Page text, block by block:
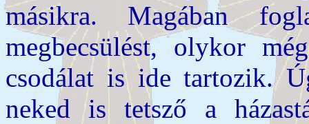
másikra. Magában
megbecsülést, olykor
csodálat is ide tartozik.
neked is tetsző a